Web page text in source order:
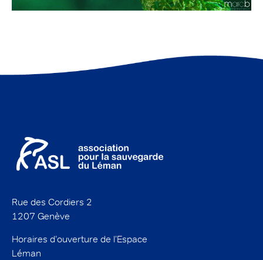
Rue des Cordiers 2
1207 Genève
Horaires d’ouverture de l’Espace
Léman